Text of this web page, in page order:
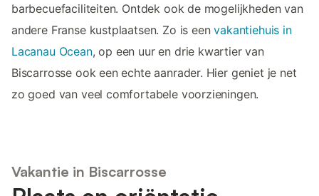
barbecuefaciliteiten. Ontdek ook de mogelijkheden van
andere Franse kustplaatsen. Zo is eenvakantiehuis in
Lacanau Ocean, op een uur en drie kwartier van
Biscarrosse ook een echte aanrader. Hier geniet je net
zo goed van veel comfortabele voorzieningen.
Vakantie in Biscarrosse